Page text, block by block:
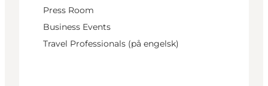
Press Room
Business Events
Travel Professionals (på engelsk)